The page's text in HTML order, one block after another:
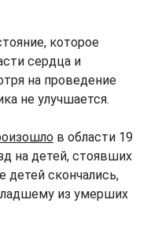
которое
сердца и
на проведение
не улучшается.
в области 19
на детей, стоявших
детей скончались,
из умерших